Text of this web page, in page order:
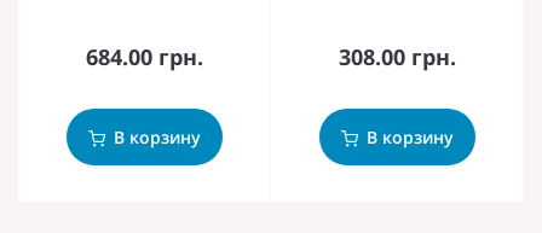
684.00 грн.
В корзину
308.00 грн.
В корзину